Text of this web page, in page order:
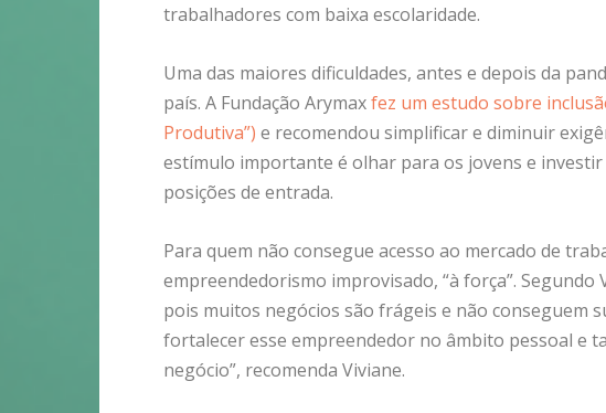
trabalhadores com baixa escolaridade.
Uma das maiores dificuldades, antes e depois da
país. A Fundação Arymaxfez um estudo sobre
Produtiva”) e recomendou simplificar e diminuir
estímulo importante é olhar para os jovens e
posições de entrada.
Para quem não consegue acesso ao mercado de
empreendedorismo improvisado, “à força”.
pois muitos negócios são frágeis e não conseguem
fortalecer esse empreendedor no âmbito pessoal e
negócio”, recomenda Viviane.